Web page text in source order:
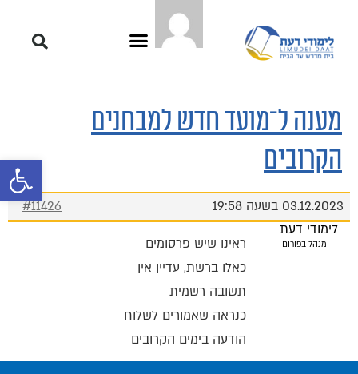
פתח
מענה ל־מועד חדש למבחנים
הקרובים
03.12.2023 בשעה 19:58
#11426
לימודי דעת
מנהל בפורום
ראינו שיש פרסומים
כאלו ברשת, עדיין אין
תשובה רשמית
כנראה שאמורים לשלוח
הודעה בימים הקרובים